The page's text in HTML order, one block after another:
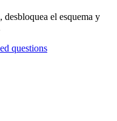
desbloquea el esquema y
questions